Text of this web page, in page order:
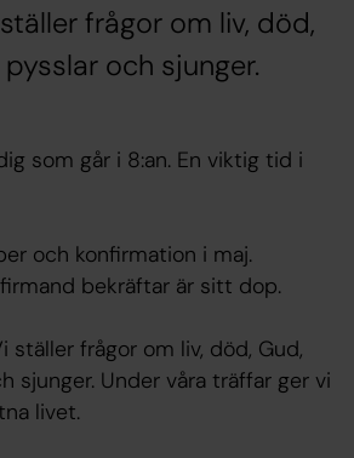
frågor om liv, död,
och sjunger.
som går i 8:an. En viktig tid i
och konfirmation i maj.
bekräftar är sitt dop.
ställer frågor om liv, död, Gud,
sjunger. Under våra träffar ger vi
livet.